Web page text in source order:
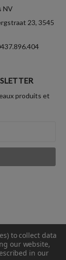
NV
23, 3545
produits et
to collect data
our website,
in our